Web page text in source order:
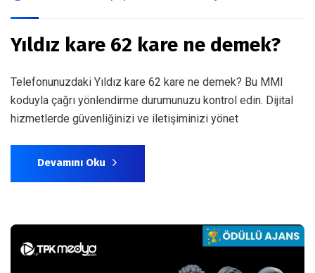
Yıldız kare 62 kare ne demek?
Telefonunuzdaki Yıldız kare 62 kare ne demek? Bu MMI
koduyla çağrı yönlendirme durumunuzu kontrol edin. Dijital
hizmetlerde güvenliğinizi ve iletişiminizi yönet
Devamını Oku